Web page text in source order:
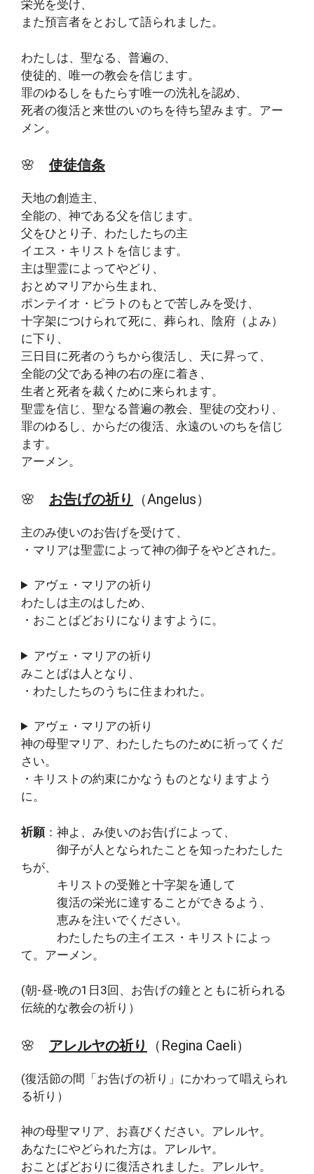
栄光を受け、
また預言者をとおして語られました。
わたしは、聖なる、普遍の、
使徒的、唯一の教会を信じます。
罪のゆるしをもたらす唯一の洗礼を認め、
死者の復活と来世のいのちを待ち望みます。アー
メン。
🌸 使徒信条
天地の創造主、
全能の、神である父を信じます。
父をひとり子、わたしたちの主
イエス・キリストを信じます。
主は聖霊によってやどり、
おとめマリアから生まれ、
ポンテイオ・ピラトのもとで苦しみを受け、
十字架につけられて死に、葬られ、陰府（よみ）
に下り、
三日目に死者のうちから復活し、天に昇って、
全能の父である神の右の座に着き、
生者と死者を裁くために来られます。
聖霊を信じ、聖なる普遍の教会、聖徒の交わり、
罪のゆるし、からだの復活、永遠のいのちを信じ
ます。
アーメン。
🌸 お告げの祈り （Angelus）
主のみ使いのお告げを受けて、
・マリアは聖霊によって神の御子をやどされた。
アヴェ・マリアの祈り
わたしは主のはしため、
・おことばどおりになりますように。
アヴェ・マリアの祈り
みことばは人となり、
・わたしたちのうちに住まわれた。
アヴェ・マリアの祈り
神の母聖マリア、わたしたちのために祈ってくだ
さい。
・キリストの約束にかなうものとなりますよう
に。
祈願：神よ、み使いのお告げによって、
御子が人となられたことを知ったわたした
ちが、
キリストの受難と十字架を通して
復活の栄光に達することができるよう、
恵みを注いでください。
わたしたちの主イエス・キリストによっ
て。アーメン。
(朝-昼-晩の1日3回、お告げの鐘とともに祈られる
伝統的な教会の祈り）
🌸 アレルヤの祈り （Regina Caeli）
(復活節の間「お告げの祈り」にかわって唱えられ
る祈り）
神の母聖マリア、お喜びください。アレルヤ。
あなたにやどられた方は。アレルヤ。
おことばどおりに復活されました。アレルヤ。